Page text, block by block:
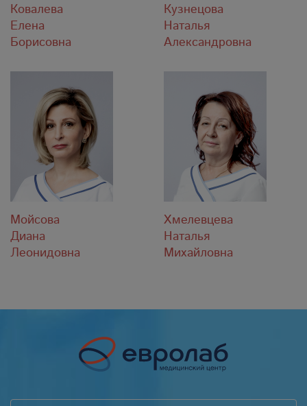
Ковалева
Елена
Борисовна
Кузнецова
Наталья
Александровна
Мойсова
Диана
Леонидовна
Хмелевцева
Наталья
Михайловна